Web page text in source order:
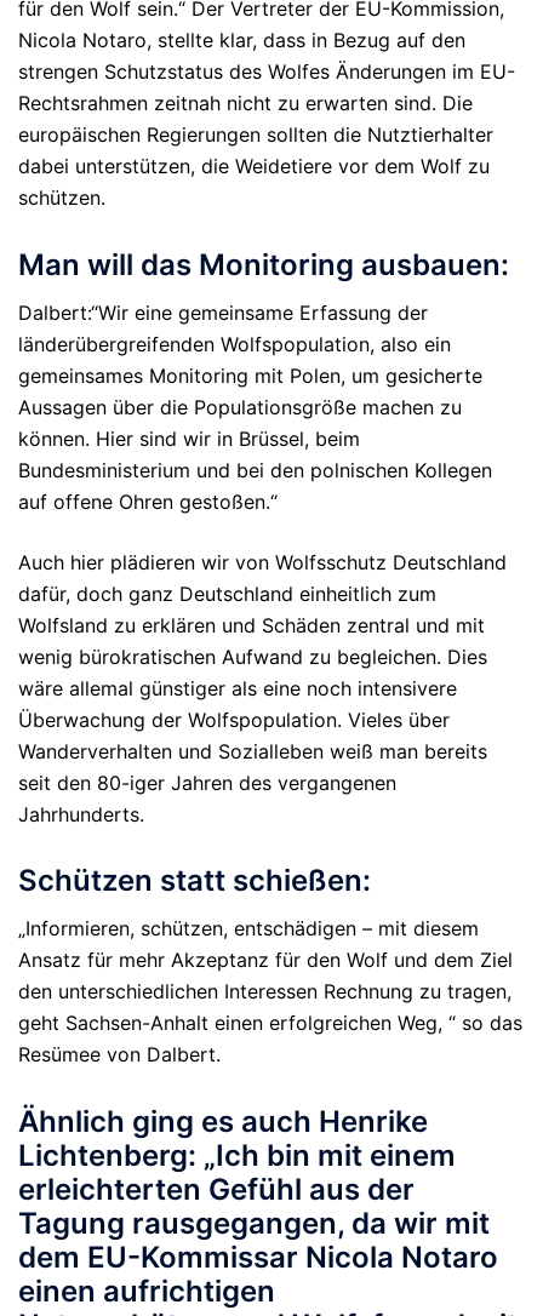
für den Wolf sein.“ Der Vertreter der EU-Kommission,
Nicola Notaro, stellte klar, dass in Bezug auf den
strengen Schutzstatus des Wolfes Änderungen im EU-
Rechtsrahmen zeitnah nicht zu erwarten sind. Die
europäischen Regierungen sollten die Nutztierhalter
dabei unterstützen, die Weidetiere vor dem Wolf zu
schützen.
Man will das Monitoring ausbauen:
Dalbert:“Wir eine gemeinsame Erfassung der
länderübergreifenden Wolfspopulation, also ein
gemeinsames Monitoring mit Polen, um gesicherte
Aussagen über die Populationsgröße machen zu
können. Hier sind wir in Brüssel, beim
Bundesministerium und bei den polnischen Kollegen
auf offene Ohren gestoßen.“
Auch hier plädieren wir von Wolfsschutz Deutschland
dafür, doch ganz Deutschland einheitlich zum
Wolfsland zu erklären und Schäden zentral und mit
wenig bürokratischen Aufwand zu begleichen. Dies
wäre allemal günstiger als eine noch intensivere
Überwachung der Wolfspopulation. Vieles über
Wanderverhalten und Sozialleben weiß man bereits
seit den 80-iger Jahren des vergangenen
Jahrhunderts.
Schützen statt schießen:
„Informieren, schützen, entschädigen – mit diesem
Ansatz für mehr Akzeptanz für den Wolf und dem Ziel
den unterschiedlichen Interessen Rechnung zu tragen,
geht Sachsen-Anhalt einen erfolgreichen Weg, “ so das
Resümee von Dalbert.
Ähnlich ging es auch Henrike
Lichtenberg: „Ich bin mit einem
erleichterten Gefühl aus der
Tagung rausgegangen, da wir mit
dem EU-Kommissar Nicola Notaro
einen aufrichtigen